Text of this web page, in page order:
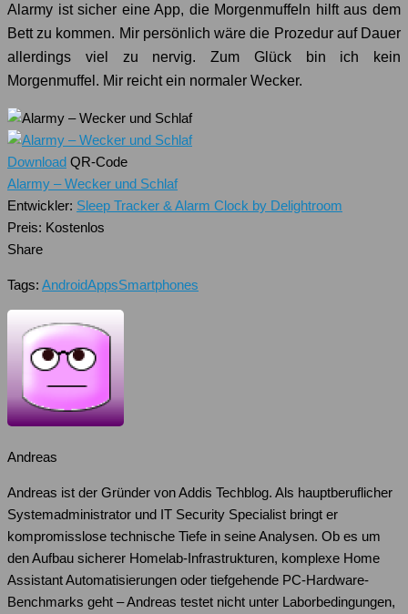
Alarmy ist sicher eine App, die Morgenmuffeln hilft aus dem
Bett zu kommen. Mir persönlich wäre die Prozedur auf Dauer
allerdings viel zu nervig. Zum Glück bin ich kein
Morgenmuffel. Mir reicht ein normaler Wecker.
Download QR-Code
Alarmy – Wecker und Schlaf
Entwickler: Sleep Tracker & Alarm Clock by Delightroom
Preis: Kostenlos
Share
Tags: AndroidAppsSmartphones
Andreas
Andreas ist der Gründer von Addis Techblog. Als hauptberuflicher
Systemadministrator und IT Security Specialist bringt er
kompromisslose technische Tiefe in seine Analysen. Ob es um
den Aufbau sicherer Homelab-Infrastrukturen, komplexe Home
Assistant Automatisierungen oder tiefgehende PC-Hardware-
Benchmarks geht – Andreas testet nicht unter Laborbedingungen,